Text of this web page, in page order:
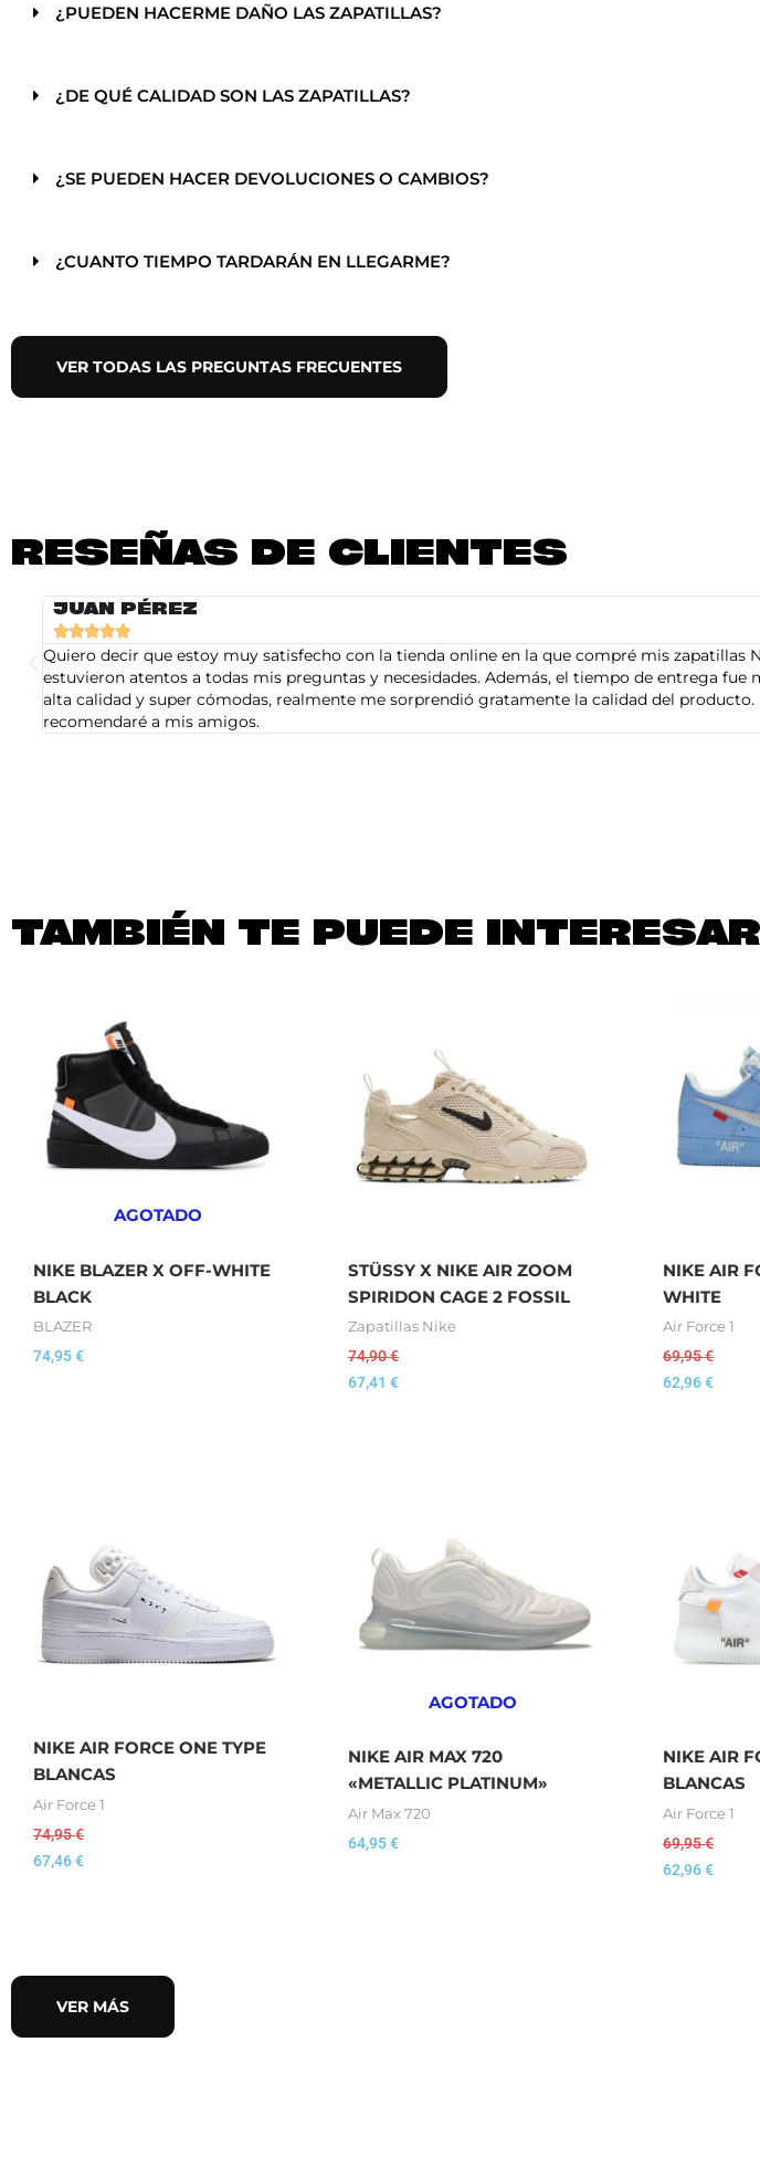
¿PUEDEN HACERME DAÑO LAS ZAPATILLAS?
¿DE QUÉ CALIDAD SON LAS ZAPATILLAS?
¿SE PUEDEN HACER DEVOLUCIONES O CAMBIOS?
¿CUANTO TIEMPO TARDARÁN EN LLEGARME?
VER TODAS LAS PREGUNTAS FRECUENTES
RESEÑAS DE CLIENTES
JUAN PÉREZ

Quiero decir que estoy muy satisfecho con la tienda online en la que compré mis zapatillas
estuvieron atentos a todas mis preguntas y necesidades. Además, el tiempo de entrega fue
alta calidad y super cómodas, realmente me sorprendió gratamente la calidad del
recomendaré a mis amigos.
TAMBIÉN TE PUEDE
AGOTADO
NIKE BLAZER X OFF-WHITE
BLACK
BLAZER
74,95€
STÜSSY X NIKE AIR ZOOM
SPIRIDON CAGE 2 FOSSIL
Zapatillas Nike
74,90€
67,41 €
NIKE AIR
WHITE
Air Force 1
69,95€
62,96€
NIKE AIR FORCE ONE TYPE
BLANCAS
Air Force 1
74,95€
67,46€
AGOTADO
NIKE AIR MAX 720
«METALLIC PLATINUM»
Air Max 720
64,95€
NIKE AIR
BLANCAS
Air Force 1
69,95€
62,96€
VER MÁS